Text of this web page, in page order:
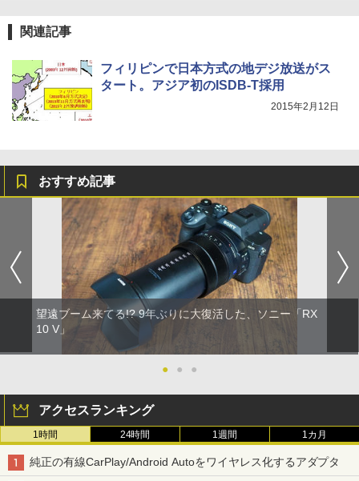
関連記事
フィリピンで日本方式の地デジ放送がス
タート。アジア初のISDB-T採用
2015年2月12日
おすすめ記事
望遠ブーム来てる!? 9年ぶりに大復活した、ソニー「RX
10 V」
● ● ●
アクセスランキング
1時間 24時間 1週間 1カ月
純正の有線CarPlay/Android Autoをワイヤレス化するアダプタ